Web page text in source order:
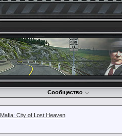
Сообщество
Mafia: City of Lost Heaven